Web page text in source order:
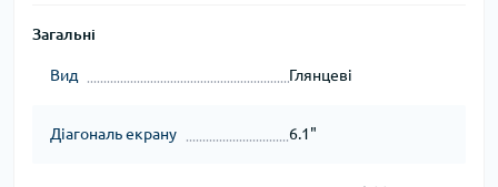
Загальні
Вид Глянцеві
Діагональ екрану 6.1"